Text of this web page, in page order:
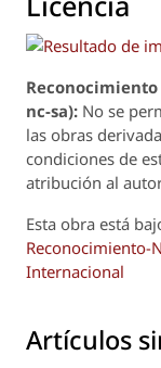
Reconocimiento
nc-sa): No se
las obras
condiciones de
atribución al
Esta obra está
Reconocimiento-
Internacional
Artículos